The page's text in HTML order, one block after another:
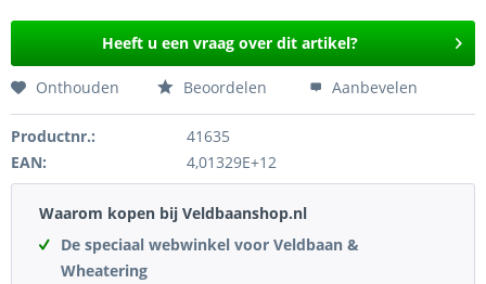
Heeft u een vraag over dit artikel?
Onthouden Beoordelen Aanbevelen
Productnr.:
41635
EAN:
4,01329E+12
Waarom kopen bij Veldbaanshop.nl
De speciaal webwinkel voor Veldbaan &
Wheatering